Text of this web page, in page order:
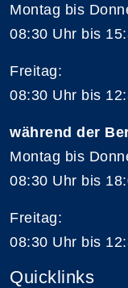
Montag bis
08:30 Uhr bis
Freitag:
08:30 Uhr bis
während der
Montag bis
08:30 Uhr bis
Freitag:
08:30 Uhr bis
Quicklinks